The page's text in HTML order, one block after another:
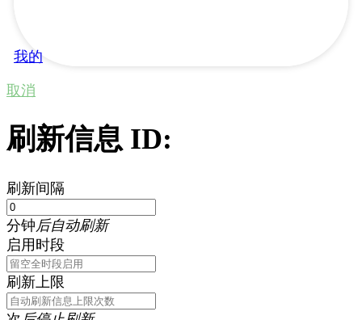
我的
取消
刷新信息 ID:
刷新间隔
分钟后自动刷新
启用时段
刷新上限